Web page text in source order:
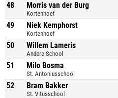
48 Morris van der Burg
Kortenhoef
49 Niek Kemphorst
Kortenhoef
50 Willem Lameris
Andere School
51 Milo Bosma
St. Antoniusschool
52 Bram Bakker
St. Vitusschool